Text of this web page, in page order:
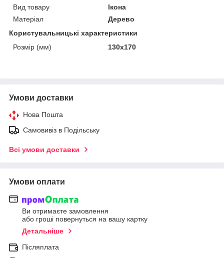
Вид товару
Ікона
Матеріал
Дерево
Користувальницькі характеристики
Розмір (мм)
130х170
Умови доставки
Нова Пошта
Самовивіз в Подільську
Всі умови доставки
Умови оплати
Ви отримаєте замовлення
або гроші повернуться на вашу картку
Детальніше
Післяплата